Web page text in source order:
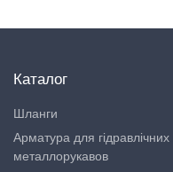
Каталог
Шланги
Арматура для
металлорукавов